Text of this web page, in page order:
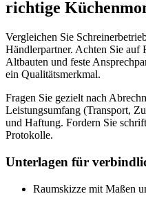
richtige
Vergleichen Sie
Händlerpartner. Achten Sie auf
Altbauten und feste
ein Qualitätsmerkmal.
Fragen Sie gezielt nach
Leistungsumfang (Transport,
und Haftung. Fordern Sie
Protokolle.
Unterlagen für
Raumskizze mit Maßen